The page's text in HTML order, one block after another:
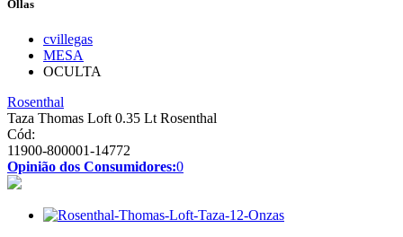
Ollas
cvillegas
MESA
OCULTA
Rosenthal
Taza Thomas Loft 0.35 Lt Rosenthal
Cód:
11900-800001-14772
Opinião dos Consumidores:0